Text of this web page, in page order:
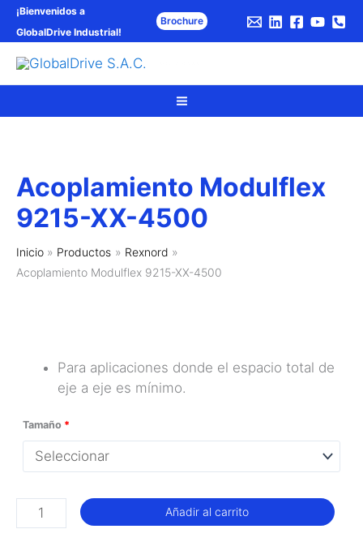
¡Bienvenidos a
GlobalDrive Industrial!
Brochure
Acoplamiento Modulflex
9215-XX-4500
Inicio Productos
Rexnord
Acoplamiento Modulflex 9215-XX-4500
Para aplicaciones donde el espacio total de
eje a eje es mínimo.
Tamaño *
Acoplamiento
Modulflex
Añadir al carrito